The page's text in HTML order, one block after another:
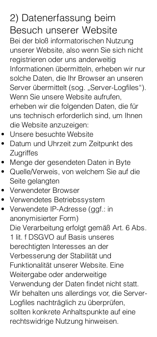
2) Datenerfassung beim
Besuch unserer Website
Bei der bloß informatorischen Nutzung
unserer Website, also wenn Sie sich nicht
registrieren oder uns anderweitig
Informationen übermitteln, erheben wir nur
solche Daten, die Ihr Browser an unseren
Server übermittelt (sog. „Server-Logfiles“).
Wenn Sie unsere Website aufrufen,
erheben wir die folgenden Daten, die für
uns technisch erforderlich sind, um Ihnen
die Website anzuzeigen:
Unsere besuchte Website
Datum und Uhrzeit zum Zeitpunkt des
Zugriffes
Menge der gesendeten Daten in Byte
Quelle/Verweis, von welchem Sie auf die
Seite gelangten
Verwendeter Browser
Verwendetes Betriebssystem
Verwendete IP-Adresse (ggf.: in
anonymisierter Form)
Die Verarbeitung erfolgt gemäß Art. 6 Abs.
1 lit. f DSGVO auf Basis unseres
berechtigten Interesses an der
Verbesserung der Stabilität und
Funktionalität unserer Website. Eine
Weitergabe oder anderweitige
Verwendung der Daten findet nicht statt.
Wir behalten uns allerdings vor, die Server-
Logfiles nachträglich zu überprüfen,
sollten konkrete Anhaltspunkte auf eine
rechtswidrige Nutzung hinweisen.